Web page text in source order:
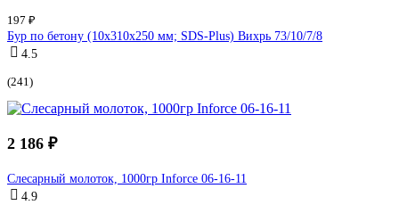
197 ₽
Бур по бетону (10x310x250 мм; SDS-Plus) Вихрь 73/10/7/8
4.5
(241)
2 186 ₽
Слесарный молоток, 1000гр Inforce 06-16-11
4.9